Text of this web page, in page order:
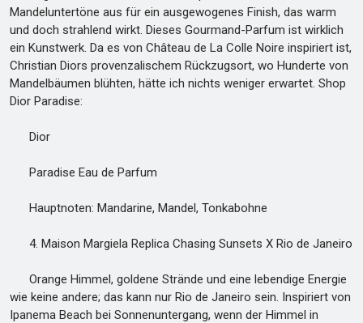
Mandeluntertöne aus für ein ausgewogenes Finish, das warm
und doch strahlend wirkt. Dieses Gourmand-Parfum ist wirklich
ein Kunstwerk. Da es von Château de La Colle Noire inspiriert ist,
Christian Diors provenzalischem Rückzugsort, wo Hunderte von
Mandelbäumen blühten, hätte ich nichts weniger erwartet. Shop
Dior Paradise:
Dior
Paradise Eau de Parfum
Hauptnoten: Mandarine, Mandel, Tonkabohne
4. Maison Margiela Replica Chasing Sunsets X Rio de Janeiro
Orange Himmel, goldene Strände und eine lebendige Energie
wie keine andere; das kann nur Rio de Janeiro sein. Inspiriert von
Ipanema Beach bei Sonnenuntergang, wenn der Himmel in